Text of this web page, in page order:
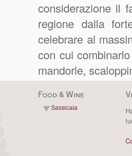
considerazione il
regione dalla
celebrare al
con cui
mandorle,
Food & Wine
Sassicaia